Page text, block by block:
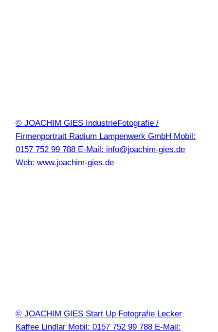
© JOACHIM GIES IndustrieFotografie /
Firmenportrait Radium Lampenwerk GmbH Mobil:
0157 752 99 788 E-Mail: info@joachim-gies.de
Web: www.joachim-gies.de
© JOACHIM GIES Start Up Fotografie Lecker
Kaffee Lindlar Mobil: 0157 752 99 788 E-Mail: